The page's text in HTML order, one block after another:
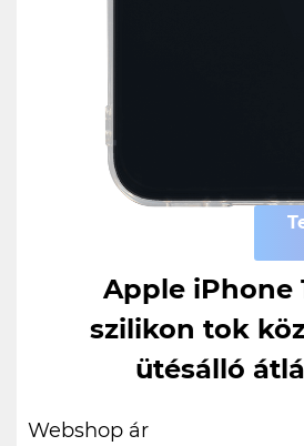
Apple iPhone
szilikon tok
ütésálló
Webshop ár